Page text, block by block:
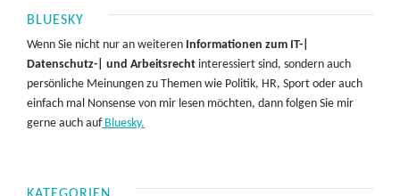
BLUESKY
Wenn Sie nicht nur an weiteren Informationen zum IT-|
Datenschutz-| und Arbeitsrecht interessiert sind, sondern auch
persönliche Meinungen zu Themen wie Politik, HR, Sport oder auch
einfach mal Nonsense von mir lesen möchten, dann folgen Sie mir
gerne auch aufBluesky.